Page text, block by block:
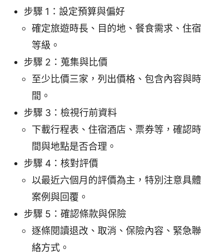
步驟 1：設定預算與偏好
確定旅遊時長、目的地、餐食需求、住宿
等級。
步驟 2：蒐集與比價
至少比價三家，列出價格、包含內容與時
間。
步驟 3：檢視行前資料
下載行程表、住宿酒店、票券等，確認時
間與地點是否合理。
步驟 4：核對評價
以最近六個月的評價為主，特別注意具體
案例與回覆。
步驟 5：確認條款與保險
逐條閱讀退改、取消、保險內容、緊急聯
絡方式。